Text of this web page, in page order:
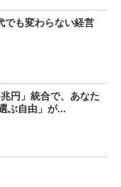
でも変わらない経営
円」統合で、あなた
ぶ自由」が...